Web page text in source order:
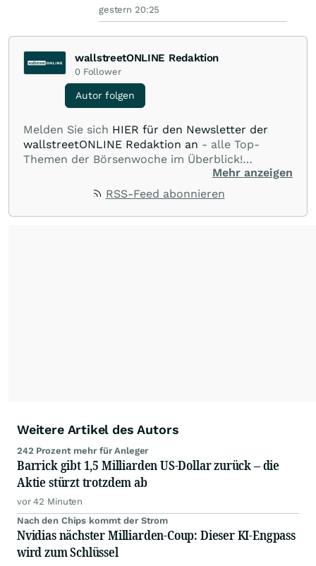
gestern 20:25
wallstreetONLINE Redaktion
0 Follower
Autor folgen
Melden Sie sich HIER für den Newsletter der
wallstreetONLINE Redaktion an - alle Top-
Themen der Börsenwoche im Überblick!
Verpassen Sie kein wichtiges Anleger-Thema!Für
Beiträge auf diesem journalistischen Channel ist
Redaktion verantwortlich. Die Fachjournalisten
Mehr anzeigen
RSS-Feed abonnieren
Weitere Artikel des Autors
242 Prozent mehr für Anleger
Barrick gibt 1,5 Milliarden US-Dollar zurück – die
Aktie stürzt trotzdem ab
vor 42 Minuten
Nach den Chips kommt der Strom
Nvidias nächster Milliarden-Coup: Dieser KI-Engpass
wird zum Schlüssel